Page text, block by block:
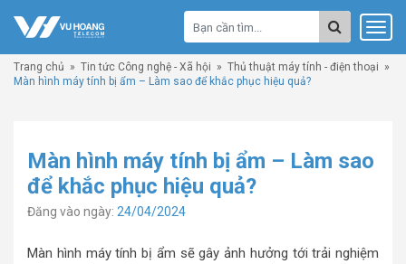
Trang chủ » Tin tức Công nghệ - Xã hội » Thủ thuật máy tính - điện thoại »
Màn hình máy tính bị ẩm – Làm sao để khắc phục hiệu quả?
Màn hình máy tính bị ẩm – Làm sao
để khắc phục hiệu quả?
Đăng vào ngày: 24/04/2024
Màn hình máy tính bị ẩm sẽ gây ảnh hưởng tới trải nghiệm